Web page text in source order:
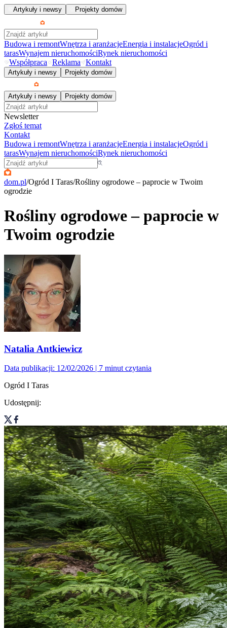
Artykuły i newsy Projekty domów
Budowa i remontWnętrza i aranżacjeEnergia i instalacjeOgród i
tarasWynajem nieruchomościRynek nieruchomości
Współpraca
Reklama Kontakt
Artykuły i newsy Projekty domów
Artykuły i newsy Projekty domów
Newsletter
Zgłoś temat
Kontakt
Budowa i remontWnętrza i aranżacjeEnergia i instalacjeOgród i
tarasWynajem nieruchomościRynek nieruchomości
dom.pl/Ogród I Taras/Rośliny ogrodowe – paprocie w Twoim
ogrodzie
Rośliny ogrodowe – paprocie w
Twoim ogrodzie
Natalia Antkiewicz
Data publikacji: 12/02/2026 | 7 minut czytania
Ogród I Taras
Udostępnij: